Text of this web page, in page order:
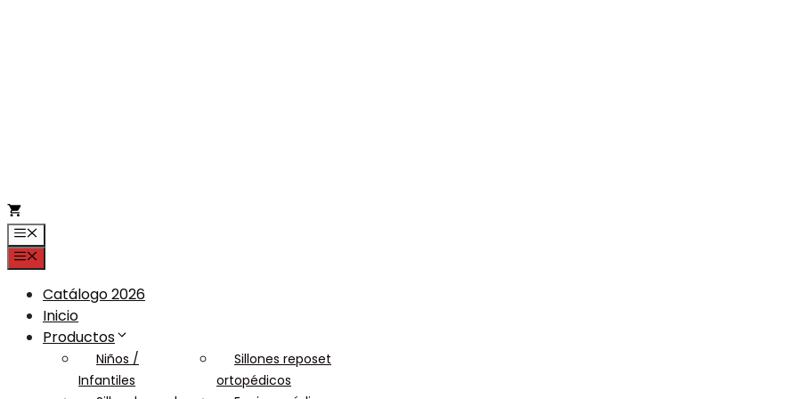
Menú
Menú
Catálogo 2026
Inicio
Productos
Niños /
Infantiles
Sillones reposet
ortopédicos